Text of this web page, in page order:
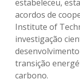
estabeleceu,
acordos de
Institute of
investigação
transição
carbono.